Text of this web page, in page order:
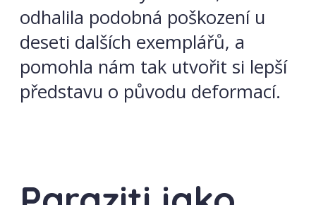
odhalila podobná poškození u
deseti dalších exemplářů, a
pomohla nám tak utvořit si lepší
představu o původu deformací.